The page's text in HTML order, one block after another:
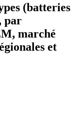
(batteries
par
marché
et